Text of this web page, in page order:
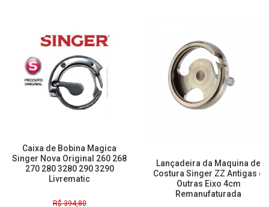
Caixa de Bobina Magica
Singer Nova Original 260 268
270 280 3280 290 3290
Livrematic
R$ 394,80
Lançadeira da Maquina de
Costura Singer ZZ Antigas e
Outras Eixo 4cm
Remanufaturada